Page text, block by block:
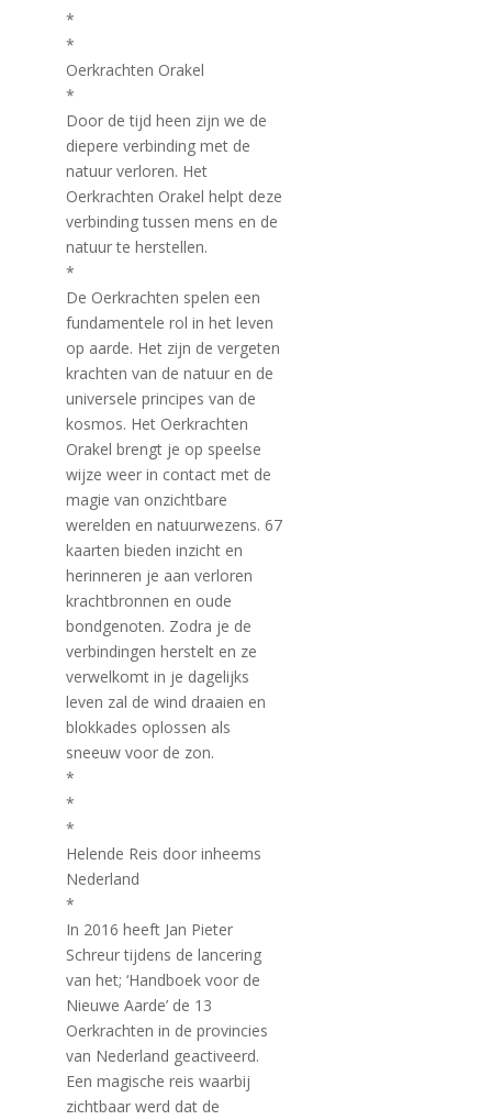
*
*
Oerkrachten Orakel
*
Door de tijd heen zijn we de
diepere verbinding met de
natuur verloren. Het
Oerkrachten Orakel helpt deze
verbinding tussen mens en de
natuur te herstellen.
*
De Oerkrachten spelen een
fundamentele rol in het leven
op aarde. Het zijn de vergeten
krachten van de natuur en de
universele principes van de
kosmos. Het Oerkrachten
Orakel brengt je op speelse
wijze weer in contact met de
magie van onzichtbare
werelden en natuurwezens. 67
kaarten bieden inzicht en
herinneren je aan verloren
krachtbronnen en oude
bondgenoten. Zodra je de
verbindingen herstelt en ze
verwelkomt in je dagelijks
leven zal de wind draaien en
blokkades oplossen als
sneeuw voor de zon.
*
*
*
Helende Reis door inheems
Nederland
*
In 2016 heeft Jan Pieter
Schreur tijdens de lancering
van het; ‘Handboek voor de
Nieuwe Aarde’ de 13
Oerkrachten in de provincies
van Nederland geactiveerd.
Een magische reis waarbij
zichtbaar werd dat de